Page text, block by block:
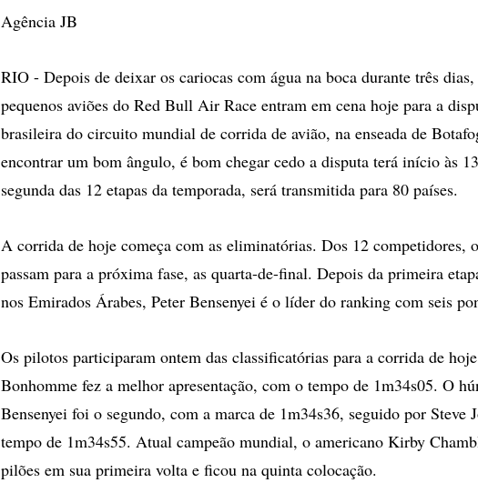
Agência JB
RIO - Depois de deixar os cariocas com água na boca durante três
pequenos aviões do Red Bull Air Race entram em cena hoje para a
brasileira do circuito mundial de corrida de avião, na enseada de
encontrar um bom ângulo, é bom chegar cedo a disputa terá início às
segunda das 12 etapas da temporada, será transmitida para 80 países.
A corrida de hoje começa com as eliminatórias. Dos 12 competidores,
passam para a próxima fase, as quarta-de-final. Depois da primeira
nos Emirados Árabes, Peter Bensenyei é o líder do ranking com seis
Os pilotos participaram ontem das classificatórias para a corrida de
Bonhomme fez a melhor apresentação, com o tempo de 1m34s05. O
Bensenyei foi o segundo, com a marca de 1m34s36, seguido por Steve
tempo de 1m34s55. Atual campeão mundial, o americano Kirby
pilões em sua primeira volta e ficou na quinta colocação.